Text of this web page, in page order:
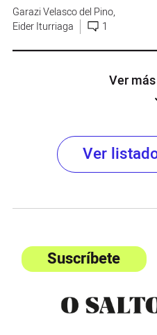
Garazi Velasco del Pino,
Eider Iturriaga
1
Ver
Ver
Suscríbete